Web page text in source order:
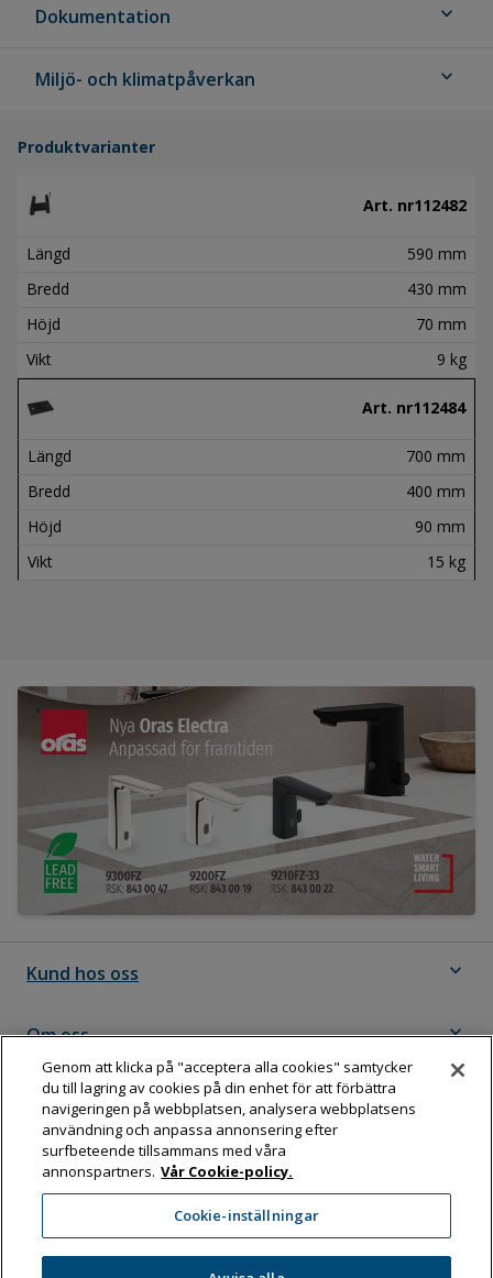
Dokumentation expand_more
Miljö- och klimatpåverkan expand_more
Produktvarianter
Art. nr112482
Längd
590 mm
Bredd
430 mm
Höjd
70 mm
Vikt
9 kg
Art. nr112484
Längd
700 mm
Bredd
400 mm
Höjd
90 mm
Vikt
15 kg
Kund hos oss expand_more
Om oss expand_more
Följ Dahl
Dahl Sverige AB
Box 11076, 161 11 BROMMA
Tel:08-583 595 00
Genom att klicka på "acceptera alla cookies" samtycker
du till lagring av cookies på din enhet för att förbättra
navigeringen på webbplatsen, analysera webbplatsens
användning och anpassa annonsering efter
surfbeteende tillsammans med våra
annonspartners. Vår Cookie-policy.
Cookie-inställningar